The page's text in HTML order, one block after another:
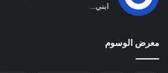
ابني...
معرض الوسوم